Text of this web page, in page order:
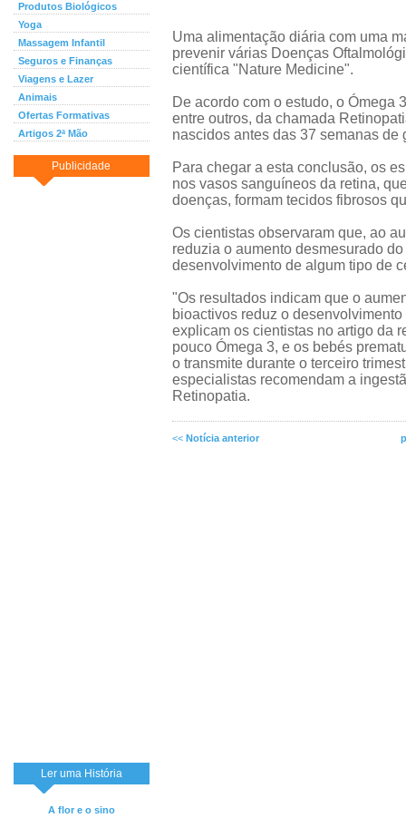
Produtos Biológicos
Yoga
Massagem Infantil
Seguros e Finanças
Viagens e Lazer
Animais
Ofertas Formativas
Artigos 2ª Mão
Publicidade
Ler uma História
A flor e o sino
Uma alimentação diária com uma
prevenir várias Doenças
científica "Nature Medicine".
De acordo com o estudo, o Ómega
entre outros, da chamada
nascidos antes das 37 semanas
Para chegar a esta conclusão, os
nos vasos sanguíneos da retina,
doenças, formam tecidos fibrosos
Os cientistas observaram que, ao
reduzia o aumento desmesurado
desenvolvimento de algum tipo de
"Os resultados indicam que o
bioactivos reduz o
explicam os cientistas no artigo da
pouco Ómega 3, e os bebés
o transmite durante o terceiro
especialistas recomendam a
Retinopatia.
<< Notícia anterior